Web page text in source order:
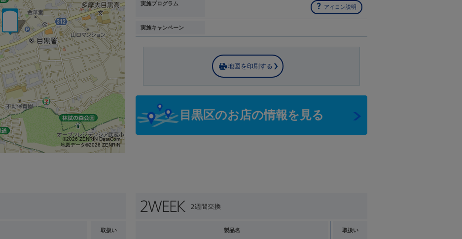
©2026 ZENRIN DataCom
地図データ©2026 ZENRIN
実施プログラム
アイコン説明
実施キャンペーン
地図を印刷する
目黒区のお店の情報を見る
取扱い 製品名 取扱い